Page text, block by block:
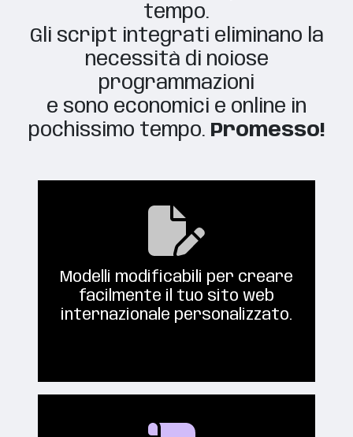
tempo.
Gli script integrati eliminano la
necessità di noiose
programmazioni
e sono economici e online in
pochissimo tempo. Promesso!
Modelli modificabili per creare
facilmente il tuo sito web
internazionale personalizzato.